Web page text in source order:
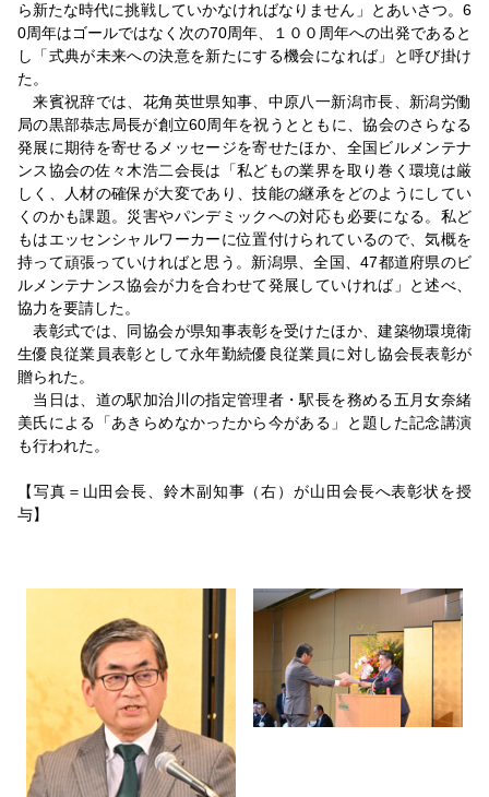
ら新たな時代に挑戦していかなければなりません」とあいさつ。6
0周年はゴールではなく次の70周年、１００周年への出発であると
し「式典が未来への決意を新たにする機会になれば」と呼び掛け
た。
来賓祝辞では、花角英世県知事、中原八一新潟市長、新潟労働
局の黒部恭志局長が創立60周年を祝うとともに、協会のさらなる
発展に期待を寄せるメッセージを寄せたほか、全国ビルメンテナ
ンス協会の佐々木浩二会長は「私どもの業界を取り巻く環境は厳
しく、人材の確保が大変であり、技能の継承をどのようにしてい
くのかも課題。災害やパンデミックへの対応も必要になる。私ど
もはエッセンシャルワーカーに位置付けられているので、気概を
持って頑張っていければと思う。新潟県、全国、47都道府県のビ
ルメンテナンス協会が力を合わせて発展していければ」と述べ、
協力を要請した。
表彰式では、同協会が県知事表彰を受けたほか、建築物環境衛
生優良従業員表彰として永年勤続優良従業員に対し協会長表彰が
贈られた。
当日は、道の駅加治川の指定管理者・駅長を務める五月女奈緒
美氏による「あきらめなかったから今がある」と題した記念講演
も行われた。
【写真＝山田会長、鈴木副知事（右）が山田会長へ表彰状を授
与】